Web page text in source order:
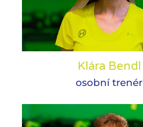
Klára Bendl
osobní trenér